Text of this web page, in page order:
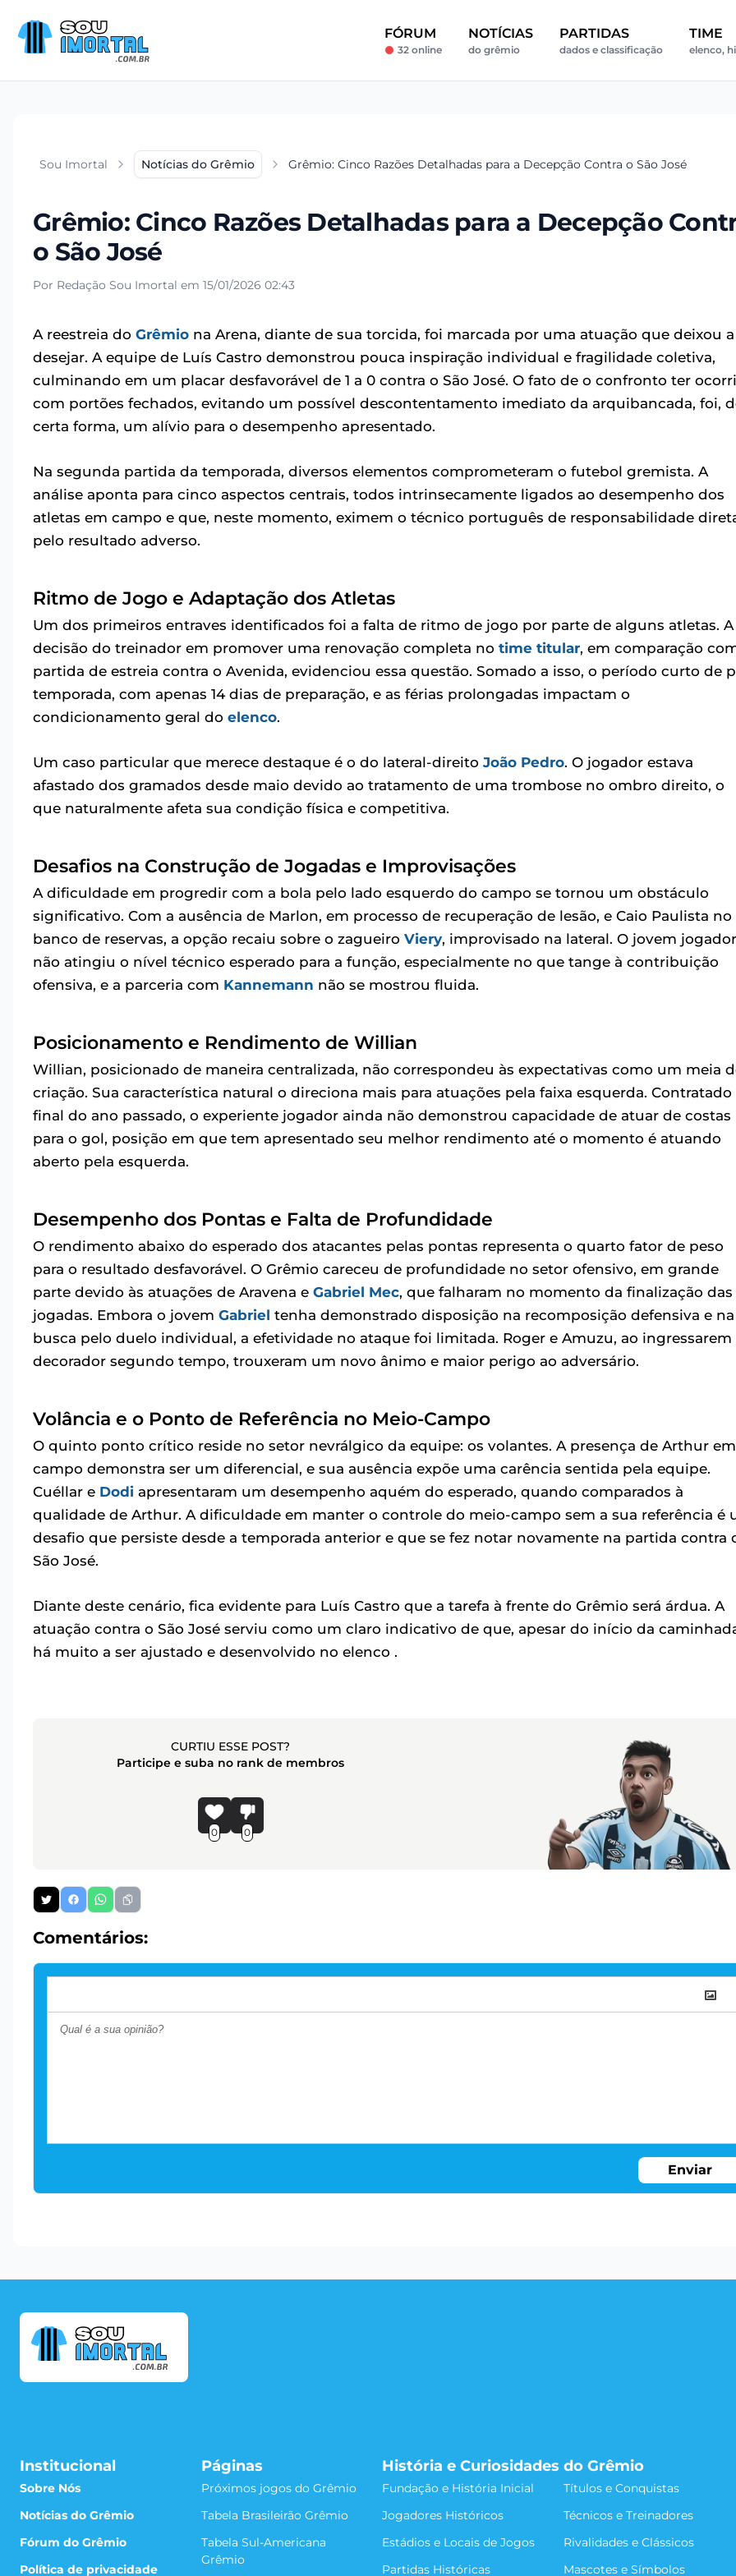
FÓRUM
32 online
NOTÍCIAS
do grêmio
PARTIDAS
dados e classificação
TIME
elenco,
Sou Imortal Notícias do Grêmio Grêmio: Cinco Razões Detalhadas para a Decepção Contra o São José
Grêmio: Cinco Razões Detalhadas para a Decepção
o São José
Por Redação Sou Imortal em 15/01/2026 02:43
A reestreia do Grêmio na Arena, diante de sua torcida, foi marcada por uma atuação que deixou a
desejar. A equipe de Luís Castro demonstrou pouca inspiração individual e fragilidade coletiva,
culminando em um placar desfavorável de 1 a 0 contra o São José. O fato de o confronto ter
com portões fechados, evitando um possível descontentamento imediato da arquibancada, foi,
certa forma, um alívio para o desempenho apresentado.
Na segunda partida da temporada, diversos elementos comprometeram o futebol gremista. A
análise aponta para cinco aspectos centrais, todos intrinsecamente ligados ao desempenho dos
atletas em campo e que, neste momento, eximem o técnico português de responsabilidade
pelo resultado adverso.
Ritmo de Jogo e Adaptação dos Atletas
Um dos primeiros entraves identificados foi a falta de ritmo de jogo por parte de alguns atletas. A
decisão do treinador em promover uma renovação completa no time titular, em comparação
partida de estreia contra o Avenida, evidenciou essa questão. Somado a isso, o período curto de
temporada, com apenas 14 dias de preparação, e as férias prolongadas impactam o
condicionamento geral do elenco.
Um caso particular que merece destaque é o do lateral-direito João Pedro. O jogador estava
afastado dos gramados desde maio devido ao tratamento de uma trombose no ombro direito, o
que naturalmente afeta sua condição física e competitiva.
Desafios na Construção de Jogadas e Improvisações
A dificuldade em progredir com a bola pelo lado esquerdo do campo se tornou um obstáculo
significativo. Com a ausência de Marlon, em processo de recuperação de lesão, e Caio Paulista no
banco de reservas, a opção recaiu sobre o zagueiro Viery, improvisado na lateral. O jovem jogador
não atingiu o nível técnico esperado para a função, especialmente no que tange à contribuição
ofensiva, e a parceria com Kannemann não se mostrou fluida.
Posicionamento e Rendimento de Willian
Willian, posicionado de maneira centralizada, não correspondeu às expectativas como um meia
criação. Sua característica natural o direciona mais para atuações pela faixa esquerda. Contratado
final do ano passado, o experiente jogador ainda não demonstrou capacidade de atuar de costas
para o gol, posição em que tem apresentado seu melhor rendimento até o momento é atuando
aberto pela esquerda.
Desempenho dos Pontas e Falta de Profundidade
O rendimento abaixo do esperado dos atacantes pelas pontas representa o quarto fator de peso
para o resultado desfavorável. O Grêmio careceu de profundidade no setor ofensivo, em grande
parte devido às atuações de Aravena e Gabriel Mec, que falharam no momento da finalização das
jogadas. Embora o jovem Gabriel tenha demonstrado disposição na recomposição defensiva e na
busca pelo duelo individual, a efetividade no ataque foi limitada. Roger e Amuzu, ao ingressarem
decorador segundo tempo, trouxeram um novo ânimo e maior perigo ao adversário.
Volância e o Ponto de Referência no Meio-Campo
O quinto ponto crítico reside no setor nevrálgico da equipe: os volantes. A presença de Arthur em
campo demonstra ser um diferencial, e sua ausência expõe uma carência sentida pela equipe.
Cuéllar e Dodi apresentaram um desempenho aquém do esperado, quando comparados à
qualidade de Arthur. A dificuldade em manter o controle do meio-campo sem a sua referência é
desafio que persiste desde a temporada anterior e que se fez notar novamente na partida contra
São José.
Diante deste cenário, fica evidente para Luís Castro que a tarefa à frente do Grêmio será árdua. A
atuação contra o São José serviu como um claro indicativo de que, apesar do início da
há muito a ser ajustado e desenvolvido no elenco .
CURTIU ESSE POST?
Participe e suba no rank de membros
0 0
Comentários:
Enviar
Institucional
Sobre Nós
Notícias do Grêmio
Fórum do Grêmio
Política de privacidade
Páginas
Próximos jogos do Grêmio
Tabela Brasileirão Grêmio
Tabela Sul-Americana
Grêmio
História e Curiosidades do Grêmio
Fundação e História Inicial
Títulos e Conquistas
Jogadores Históricos
Técnicos e Treinadores
Estádios e Locais de Jogos
Rivalidades e Clássicos
Partidas Históricas
Mascotes e Símbolos